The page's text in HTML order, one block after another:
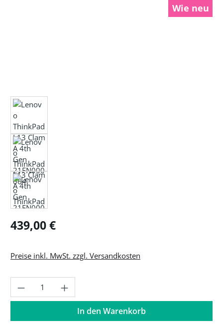
Wie neu
Regulärer Preis:
439,00 €
Preise inkl. MwSt. zzgl. Versandkosten
Produkt Anzahl: Gib den gewünschten
In den Warenkorb